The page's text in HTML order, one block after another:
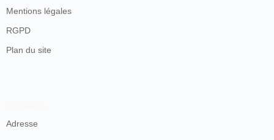
Mentions légales
RGPD
Plan du site
Adresse